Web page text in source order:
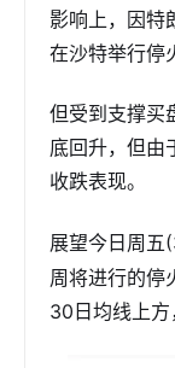
影响上，因特
在沙特举行停
但受到支撑买
底回升，但由
收跌表现。
展望今日周五
周将进行的停
30日均线上